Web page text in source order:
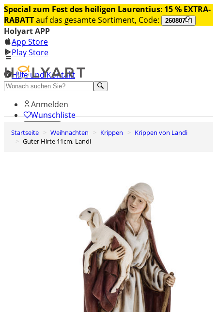
Special zum Fest des heiligen Laurentius: 15 % EXTRA-
RABATTauf das gesamte Sortiment, Code: 260807
Holyart APP
App Store
Play Store
Hilfe und Kontakt
Entdecken Sie Premium
Anmelden
Wunschliste
0
Warenkorb
Startseite Weihnachten Krippen
Krippen von Landi
Guter Hirte 11cm, Landi